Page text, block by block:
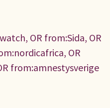
OR from:Sida, OR
OR
from:amnestysverige